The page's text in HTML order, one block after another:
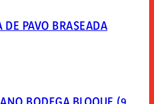
DE PAVO BRASEADA